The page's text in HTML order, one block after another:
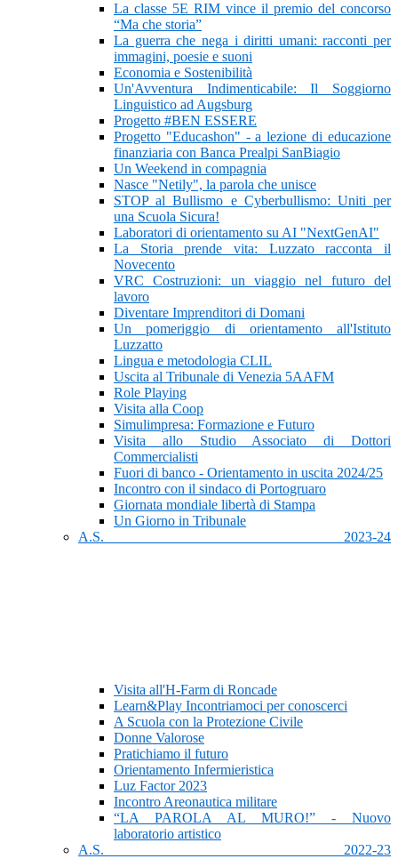
La classe 5E RIM vince il premio del concorso
“Ma che storia”
La guerra che nega i diritti umani: racconti per
immagini, poesie e suoni
Economia e Sostenibilità
Un'Avventura Indimenticabile: Il Soggiorno
Linguistico ad Augsburg
Progetto #BEN ESSERE
Progetto "Educashon" - a lezione di educazione
finanziaria con Banca Prealpi SanBiagio
Un Weekend in compagnia
Nasce "Netily", la parola che unisce
STOP al Bullismo e Cyberbullismo: Uniti per
una Scuola Sicura!
Laboratori di orientamento su AI "NextGenAI"
La Storia prende vita: Luzzato racconta il
Novecento
VRC Costruzioni: un viaggio nel futuro del
lavoro
Diventare Imprenditori di Domani
Un pomeriggio di orientamento all'Istituto
Luzzatto
Lingua e metodologia CLIL
Uscita al Tribunale di Venezia 5AAFM
Role Playing
Visita alla Coop
Simulimpresa: Formazione e Futuro
Visita allo Studio Associato di Dottori
Commercialisti
Fuori di banco - Orientamento in uscita 2024/25
Incontro con il sindaco di Portogruaro
Giornata mondiale libertà di Stampa
Un Giorno in Tribunale
A.S. 2023-24
Visita all'H-Farm di Roncade
Learn&Play Incontriamoci per conoscerci
A Scuola con la Protezione Civile
Donne Valorose
Pratichiamo il futuro
Orientamento Infermieristica
Luz Factor 2023
Incontro Areonautica militare
“LA PAROLA AL MURO!” - Nuovo
laboratorio artistico
A.S. 2022-23